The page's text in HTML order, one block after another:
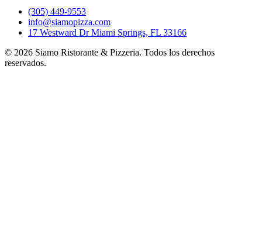
(305) 449-9553
info@siamopizza.com
17 Westward Dr Miami Springs, FL 33166
© 2026 Siamo Ristorante & Pizzeria. Todos los derechos
reservados.